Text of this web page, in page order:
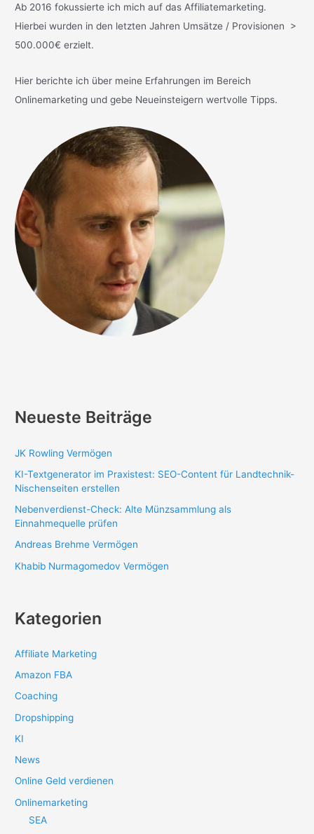
Ab 2016 fokussierte ich mich auf das Affiliatemarketing.
Hierbei wurden in den letzten Jahren Umsätze / Provisionen >
500.000€ erzielt.
Hier berichte ich über meine Erfahrungen im Bereich
Onlinemarketing und gebe Neueinsteigern wertvolle Tipps.
Neueste Beiträge
JK Rowling Vermögen
KI-Textgenerator im Praxistest: SEO-Content für Landtechnik-
Nischenseiten erstellen
Nebenverdienst-Check: Alte Münzsammlung als
Einnahmequelle prüfen
Andreas Brehme Vermögen
Khabib Nurmagomedov Vermögen
Kategorien
Affiliate Marketing
Amazon FBA
Coaching
Dropshipping
KI
News
Online Geld verdienen
Onlinemarketing
SEA